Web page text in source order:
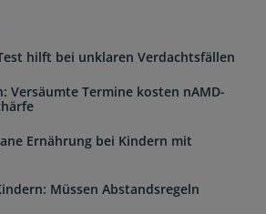
hilft bei unklaren Verdachtsfällen
Versäumte Termine kosten nAMD-
Ernährung bei Kindern mit
Müssen Abstandsregeln